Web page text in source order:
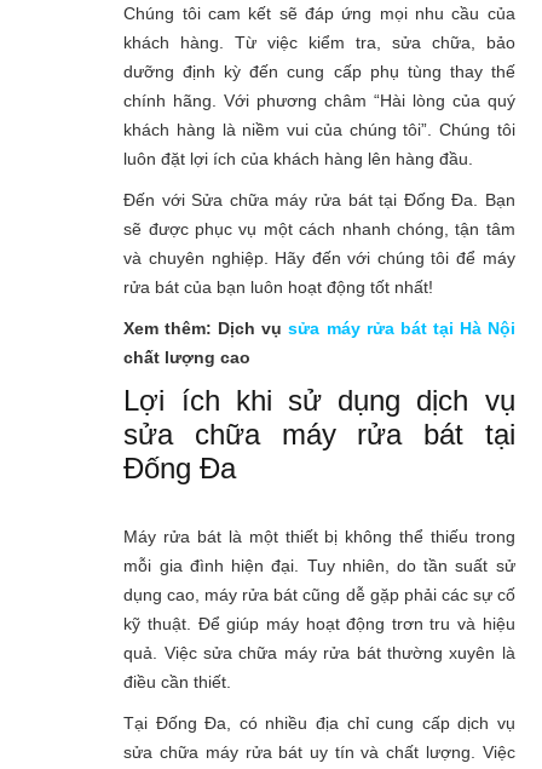
Chúng tôi cam kết sẽ đáp ứng mọi nhu cầu của
khách hàng. Từ việc kiểm tra, sửa chữa, bảo
dưỡng định kỳ đến cung cấp phụ tùng thay thế
chính hãng. Với phương châm “Hài lòng của quý
khách hàng là niềm vui của chúng tôi”. Chúng tôi
luôn đặt lợi ích của khách hàng lên hàng đầu.
Đến với Sửa chữa máy rửa bát tại Đống Đa. Bạn
sẽ được phục vụ một cách nhanh chóng, tận tâm
và chuyên nghiệp. Hãy đến với chúng tôi để máy
rửa bát của bạn luôn hoạt động tốt nhất!
Xem thêm: Dịch vụsửa máy rửa bát tại Hà Nội
chất lượng cao
Lợi ích khi sử dụng dịch vụ
sửa chữa máy rửa bát tại
Đống Đa
Máy rửa bát là một thiết bị không thể thiếu trong
mỗi gia đình hiện đại. Tuy nhiên, do tần suất sử
dụng cao, máy rửa bát cũng dễ gặp phải các sự cố
kỹ thuật. Để giúp máy hoạt động trơn tru và hiệu
quả. Việc sửa chữa máy rửa bát thường xuyên là
điều cần thiết.
Tại Đống Đa, có nhiều địa chỉ cung cấp dịch vụ
sửa chữa máy rửa bát uy tín và chất lượng. Việc